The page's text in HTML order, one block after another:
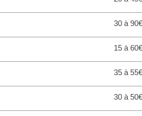
30 à
15 à
35 à
30 à